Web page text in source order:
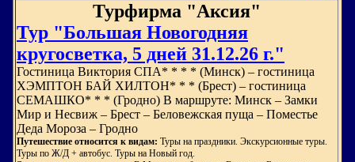
Турфирма "Аксия"
Тур "Большая Новогодняя
кругосветка, 5 дней 31.12.26 г."
Гостиница Виктория СПА* * * * (Минск) – гостиница
ХЭМПТОН БАЙ ХИЛТОН* * * (Брест) – гостиница
СЕМАШКО* * * (Гродно) В маршруте: Минск – Замки
Мир и Несвиж – Брест – Беловежская пуща – Поместье
Деда Мороза – Гродно
Путешествие относится к видам: Туры на праздники. Экскурсионные туры.
Туры по Ж/Д + автобус. Туры на Новый год.